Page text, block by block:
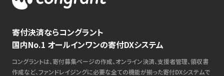
寄付決済ならコングラント
国内No.1 オールインワンの寄付DXシステム
コングラントは、寄付募集ページの作成、オンライン決済、支援者管理、領収書
作成など、ファンドレイジングに必要な全ての機能が揃った寄付DXシステムで